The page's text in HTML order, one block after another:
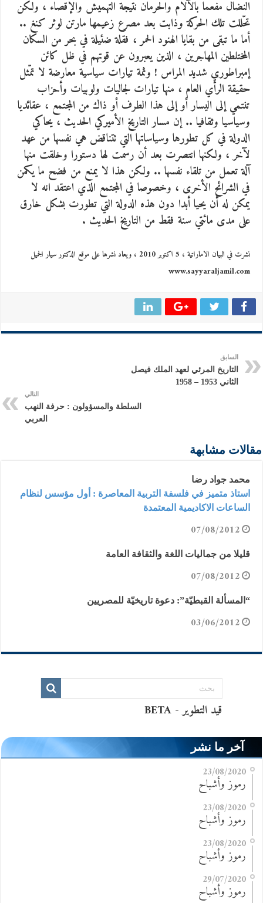
النضال مفعما بالآلام والحرمان نتيجة التهميش والإقصاء ، ولكن
تحّللت تلك الحركة وذابت بعد مصرع زعيمها مارتن لوثر كنغ ..
أما ما تبقى من بقايا الهنود الحمر ، فقلة ضئيلة في بحر من السكان
المختلطين المهاجرين ، الذين يعبرون عن قوتهم في ظل كائن
إمبراطوري شديد المراس ! وثمة تيارات سياسية معارضة لا تمّثل
حقيقة الرأي العام ، منها تيارات لجاليات ولوبيات وأحزاب
تنتمي إلى اليسار أو إلى هذا الطرف أو ذاك من المجتمع ، عقائديا
وسياسيا وثقافيا .. إن مسار التاريخ الأميركي الحديث ، يحاكي
الدولة في كل تطورها وسياساتها التي تتناقض هي نفسها من عهد
لآخر ، ولكنها انتصرت بعد أن رسمت لها دستورا وخلقت منها
آلة تعمل من تلقاء نفسها .. ولكن هذا لا يمنع من فضح ما يكمن
في الشرائح الأخرى ، وخصوصا في المجتمع الذي اعتقد انه لا
يمكن له أن يحيا أبدا دون هذه الدولة التي تطورت بشكل خارق
على مدى مائتي سنة فقط من التاريخ الحديث .
نشرت في البيان الاماراتية ، 5 اكتوبر 2010 ، ويعاد نشرها على موقع الدكتور سيار الجميل
www.sayyaraljamil.com
السابق
التاريخ المرئي لعهد الملك فيصل
الثاني 1953 – 1958
التالي
السلطة والمسؤولون : حرفة النهب
العربي
مقالات مشابهة
محمد جواد رضا
استاذ متميز في فلسفة التربية المعاصرة : أول مؤسس لنظام
الساعات الاكاديمية المعتمدة
07/08/2012
قليلا من جماليات اللغة والثقافة العامة
07/08/2012
“المسألة القبطيّة”: دعوة تاريخيّة للمصريين
03/06/2012
آخر ما نشر
23/08/2020
رموز وأشباح
23/08/2020
رموز وأشباح
23/08/2020
رموز وأشباح
29/07/2020
رموز وأشباح